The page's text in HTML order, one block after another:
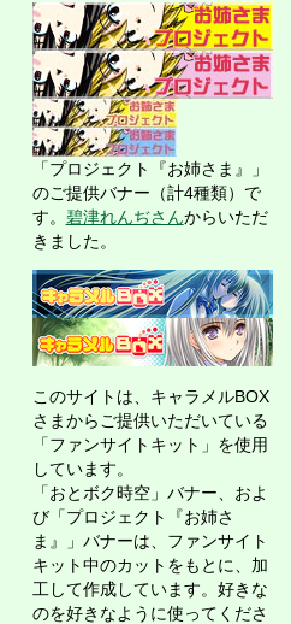
「プロジェクト『お姉さま』」
のご提供バナー（計4種類）で
す。 碧津れんぢさんからいただ
きました。
このサイトは、キャラメルBOX
さまからご提供いただいている
「ファンサイトキット」を使用
しています。
「おとボク時空」バナー、およ
び「プロジェクト『お姉さ
ま』」バナーは、ファンサイト
キット中のカットをもとに、加
工して作成しています。好きな
のを好きなように使ってくださ